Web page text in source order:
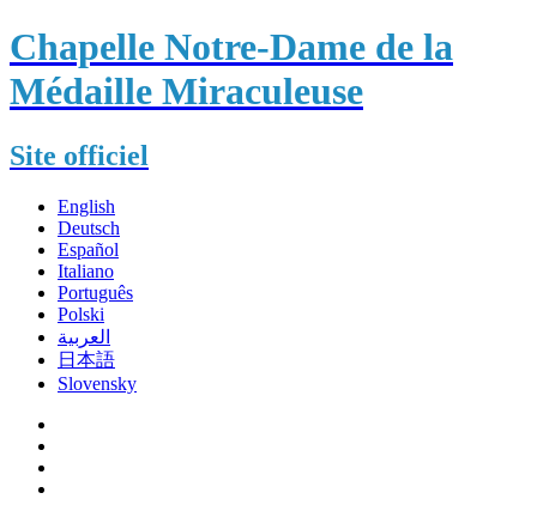
Chapelle Notre-Dame de la
Médaille Miraculeuse
Site officiel
English
Deutsch
Español
Italiano
Português
Polski
العربية
日本語
Slovensky